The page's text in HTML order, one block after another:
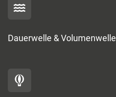
Dauerwelle & Volumenwelle